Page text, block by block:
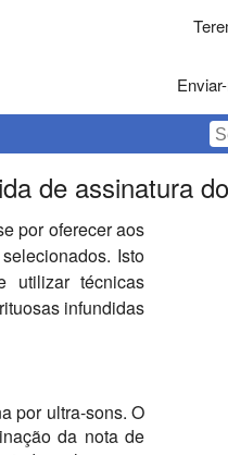
de assinatura
por oferecer aos
Isto
utilizar técnicas
infundidas
por ultra-sons. O
da nota de